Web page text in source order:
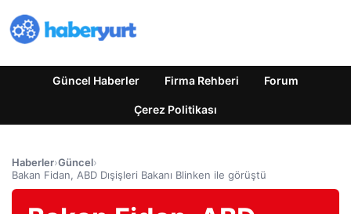
Güncel Haberler Firma Rehberi Forum
Çerez Politikası
Haberler›Güncel›
Bakan Fidan, ABD Dışişleri Bakanı Blinken ile görüştü